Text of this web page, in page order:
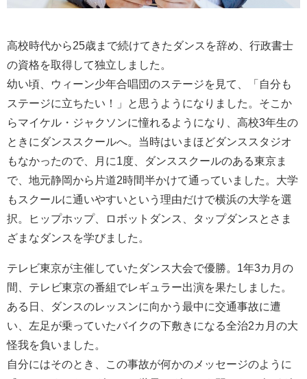
高校時代から25歳まで続けてきたダンスを辞め、行政書士
の資格を取得して独立しました。
幼い頃、ウィーン少年合唱団のステージを見て、「自分も
ステージに立ちたい！」と思うようになりました。そこか
らマイケル・ジャクソンに憧れるようになり、高校3年生の
ときにダンススクールへ。当時はいまほどダンススタジオ
もなかったので、月に1度、ダンススクールのある東京ま
で、地元静岡から片道2時間半かけて通っていました。大学
もスクールに通いやすいという理由だけで横浜の大学を選
択。ヒップホップ、ロボットダンス、タップダンスとさま
ざまなダンスを学びました。
テレビ東京が主催していたダンス大会で優勝。1年3カ月の
間、テレビ東京の番組でレギュラー出演を果たしました。
ある日、ダンスのレッスンに向かう最中に交通事故に遭
い、左足が乗っていたバイクの下敷きになる全治2カ月の大
怪我を負いました。
自分にはそのとき、この事故が何かのメッセージのように